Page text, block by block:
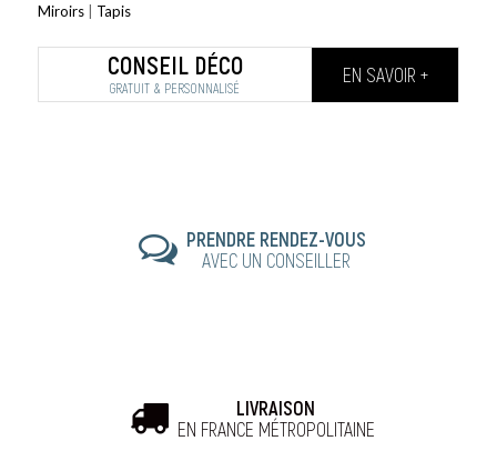
Miroirs| Tapis
CONSEIL DÉCO
GRATUIT & PERSONNALISÉ
EN SAVOIR +
PRENDRE RENDEZ-VOUS
AVEC UN CONSEILLER
LIVRAISON
EN FRANCE MÉTROPOLITAINE